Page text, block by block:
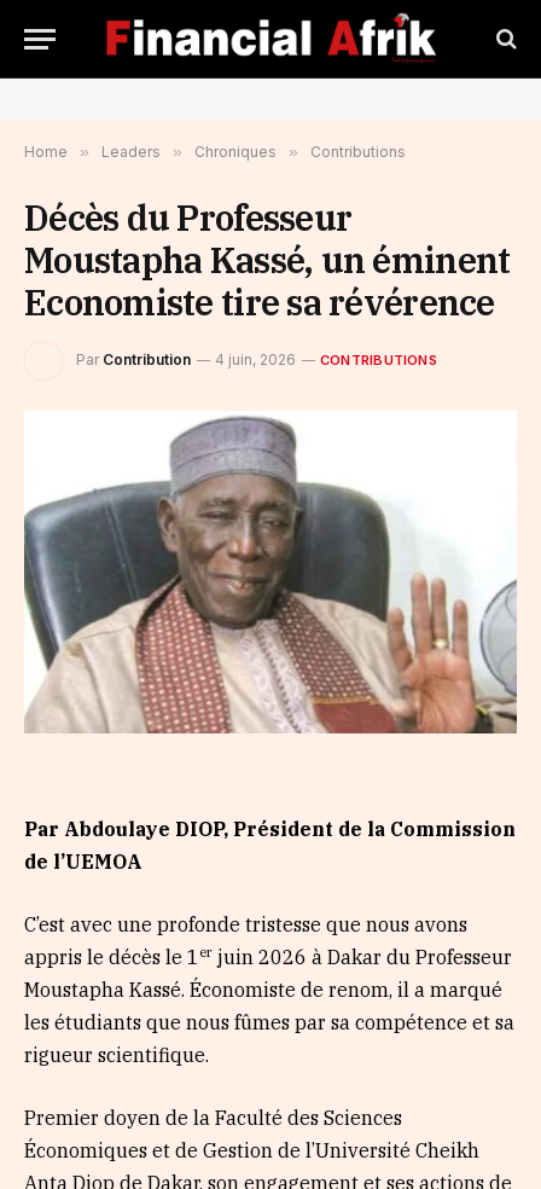
Home » Leaders » Chroniques » Contributions
Décès du Professeur
Moustapha Kassé, un éminent
Economiste tire sa révérence
Par Contribution 4 juin, 2026 CONTRIBUTIONS
Par Abdoulaye DIOP, Président de la Commission
de l’UEMOA
C’est avec une profonde tristesse que nous avons
appris le décès le 1 er juin 2026 à Dakar du Professeur
Moustapha Kassé. Économiste de renom, il a marqué
les étudiants que nous fûmes par sa compétence et sa
rigueur scientifique.
Premier doyen de la Faculté des Sciences
Économiques et de Gestion de l’Université Cheikh
Anta Diop de Dakar, son engagement et ses actions de